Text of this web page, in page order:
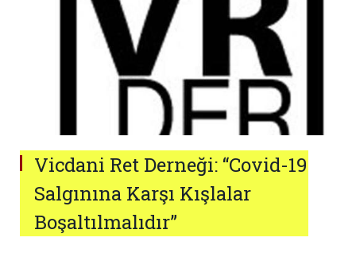
Vicdani Ret Derneği: “Covid-19
Salgınına Karşı Kışlalar
Boşaltılmalıdır”